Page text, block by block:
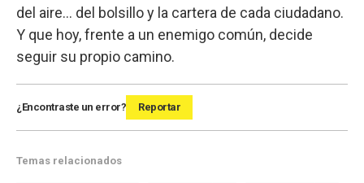
del aire… del bolsillo y la cartera de cada ciudadano.
Y que hoy, frente a un enemigo común, decide
seguir su propio camino.
¿Encontraste un error? Reportar
Temas relacionados